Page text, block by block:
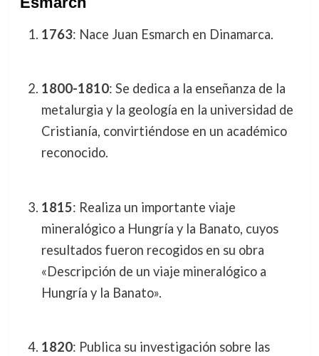
1763: Nace Juan Esmarch en Dinamarca.
1800-1810: Se dedica a la enseñanza de la
metalurgia y la geología en la universidad de
Cristianía, convirtiéndose en un académico
reconocido.
1815: Realiza un importante viaje
mineralógico a Hungría y la Banato, cuyos
resultados fueron recogidos en su obra
«Descripción de un viaje mineralógico a
Hungría y la Banato».
1820: Publica su investigación sobre las